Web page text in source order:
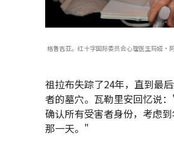
格鲁吉亚。红十字国际委员会心理医生玛娅·
祖拉布失踪了24年，直到最
者的墓穴。瓦勒里安回忆说
确认所有受害者身份，考虑
那一天。"